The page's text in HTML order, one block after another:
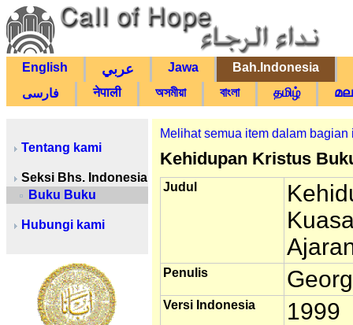
English عربي Jawa
Bah.Indonesia
فارسی
नेपाली অসমীয়া বাংলা தமிழ்
Tentang kami
Seksi Bhs. Indonesia
Buku Buku
Hubungi kami
Melihat semua item dalam bagian
Kehidupan Kristus
Judul
Penulis
Versi Indonesia 1999